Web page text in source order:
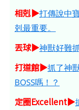
相剋▶打傳說中
剋最重要。
丟球▶神獸好難
打道館▶抓了神
BOSS嗎！？
定圈Excellent▶